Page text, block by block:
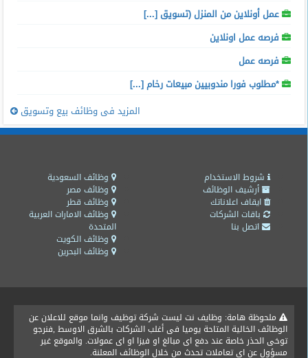
عمل أونلاين من المنزل (تسويق [...]
فرصه عمل اونلاين
فرصه عمل
*مطلوب فورا مندوبيين مبيعات رخام [...]
المزيد فى وظائف بيع وتسويق
وظائف السعودية
وظائف مصر
وظائف قطر
وظائف الامارات العربية
المتحدة
وظائف الكويت
وظائف البحرين
شروط الاستخدام
أرشيف الوظائف
ايقاف اعلاناتك
باقات الشركات
اتصل بنا
ملحوظة هامة: وظايف نت ليست شركة توظيف وانما موقع للاعلان عن
الوظائف الخالية المتاحة يوميا فى أغلب الشركات بالشرق الاوسط ,فنرجو
توخى الحذر خاصة عند دفع اى مبالغ او فيزا او اى عمولات. والموقع غير
مسؤول عن اى تعاملات تحدث من خلال الوظائف المعلنة.